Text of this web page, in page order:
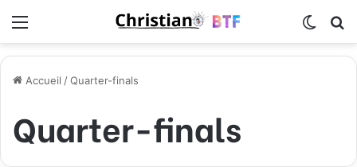
Accueil /Quarter-finals
Quarter-finals